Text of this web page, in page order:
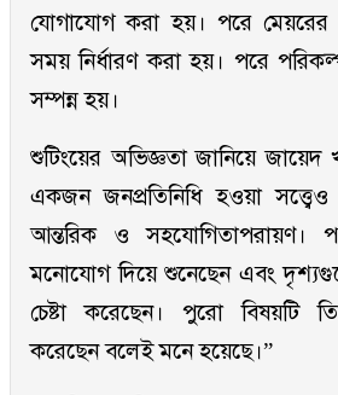
যোগাযোগ করা হয়। পরে মেয়রের
সময় নির্ধারণ করা হয়। পরে
সম্পন্ন হয়।
শুটিংয়ের অভিজ্ঞতা জানিয়ে
একজন জনপ্রতিনিধি হওয়া সত্ত্বেও
আন্তরিক ও সহযোগিতাপরায়ণ।
মনোযোগ দিয়ে শুনেছেন এবং
চেষ্টা করেছেন। পুরো বিষয়টি
করেছেন বলেই মনে হয়েছে।”